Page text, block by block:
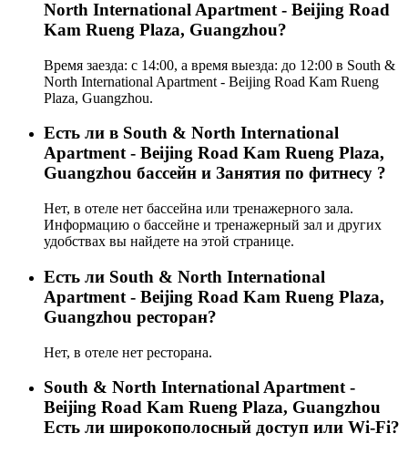
North International Apartment - Beijing Road
Kam Rueng Plaza, Guangzhou?
Время заезда: с 14:00, а время выезда: до 12:00 в South &
North International Apartment - Beijing Road Kam Rueng
Plaza, Guangzhou.
Есть ли в South & North International
Apartment - Beijing Road Kam Rueng Plaza,
Guangzhou бассейн и Занятия по фитнесу ?
Нет, в отеле нет бассейна или тренажерного зала.
Информацию о бассейне и тренажерный зал и других
удобствах вы найдете на этой странице.
Eсть ли South & North International
Apartment - Beijing Road Kam Rueng Plaza,
Guangzhou ресторан?
Нет, в отеле нет ресторана.
South & North International Apartment -
Beijing Road Kam Rueng Plaza, Guangzhou
Есть ли широкополосный доступ или Wi-Fi?